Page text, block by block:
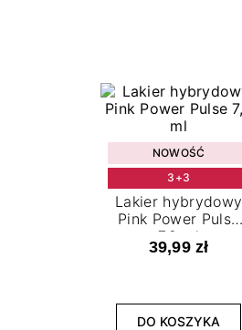
NOWOŚĆ
3+3
Lakier hybrydowy
Pink Power Pulse
7,2 ml
39,99 zł
DO KOSZYKA